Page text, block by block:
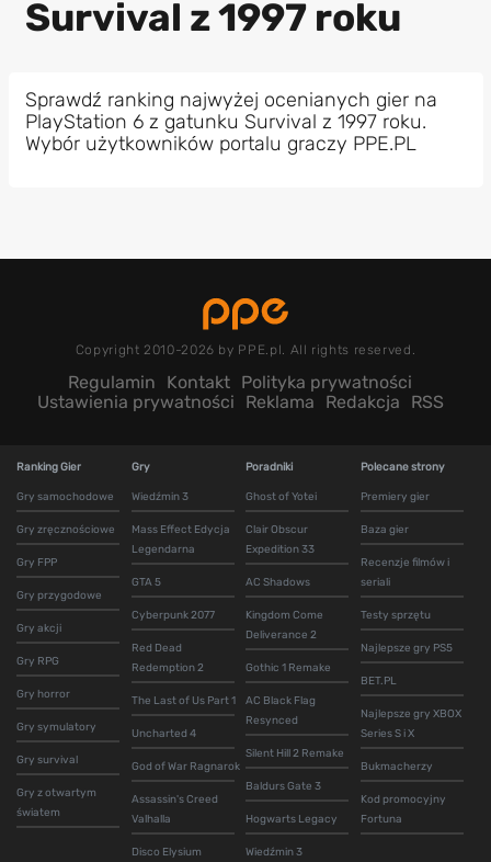
Survival z 1997 roku
Sprawdź ranking najwyżej ocenianych gier na
PlayStation 6 z gatunku Survival z 1997 roku.
Wybór użytkowników portalu graczy PPE.PL
Copyright 2010-2026 by PPE.pl. All rights reserved.
Regulamin Kontakt Polityka prywatności
Ustawienia prywatności
Reklama Redakcja RSS
Ranking Gier
Gry samochodowe
Gry zręcznościowe
Gry FPP
Gry przygodowe
Gry akcji
Gry RPG
Gry horror
Gry symulatory
Gry survival
Gry z otwartym
światem
Gry
Wiedźmin 3
Mass Effect Edycja
Legendarna
GTA 5
Cyberpunk 2077
Red Dead
Redemption 2
The Last of Us Part 1
Uncharted 4
God of War Ragnarok
Assassin's Creed
Valhalla
Disco Elysium
Poradniki
Ghost of Yotei
Clair Obscur
Expedition 33
AC Shadows
Kingdom Come
Deliverance 2
Gothic 1 Remake
AC Black Flag
Resynced
Silent Hill 2 Remake
Baldurs Gate 3
Hogwarts Legacy
Wiedźmin 3
Polecane strony
Premiery gier
Baza gier
Recenzje filmów i
seriali
Testy sprzętu
Najlepsze gry PS5
BET.PL
Najlepsze gry XBOX
Series S i X
Bukmacherzy
Kod promocyjny
Fortuna